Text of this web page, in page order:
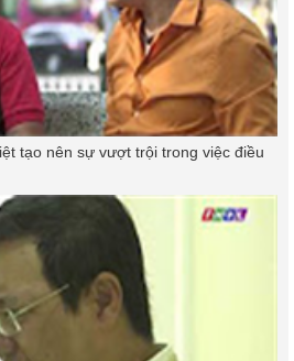
tạo nên sự vượt trội trong việc điều